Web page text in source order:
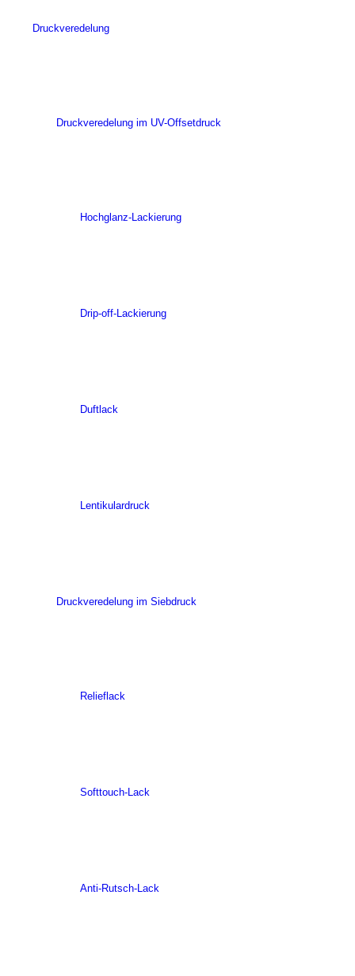
Druckveredelung
Druckveredelung im UV-Offsetdruck
Hochglanz-Lackierung
Drip-off-Lackierung
Duftlack
Lentikulardruck
Druckveredelung im Siebdruck
Relieflack
Softtouch-Lack
Anti-Rutsch-Lack